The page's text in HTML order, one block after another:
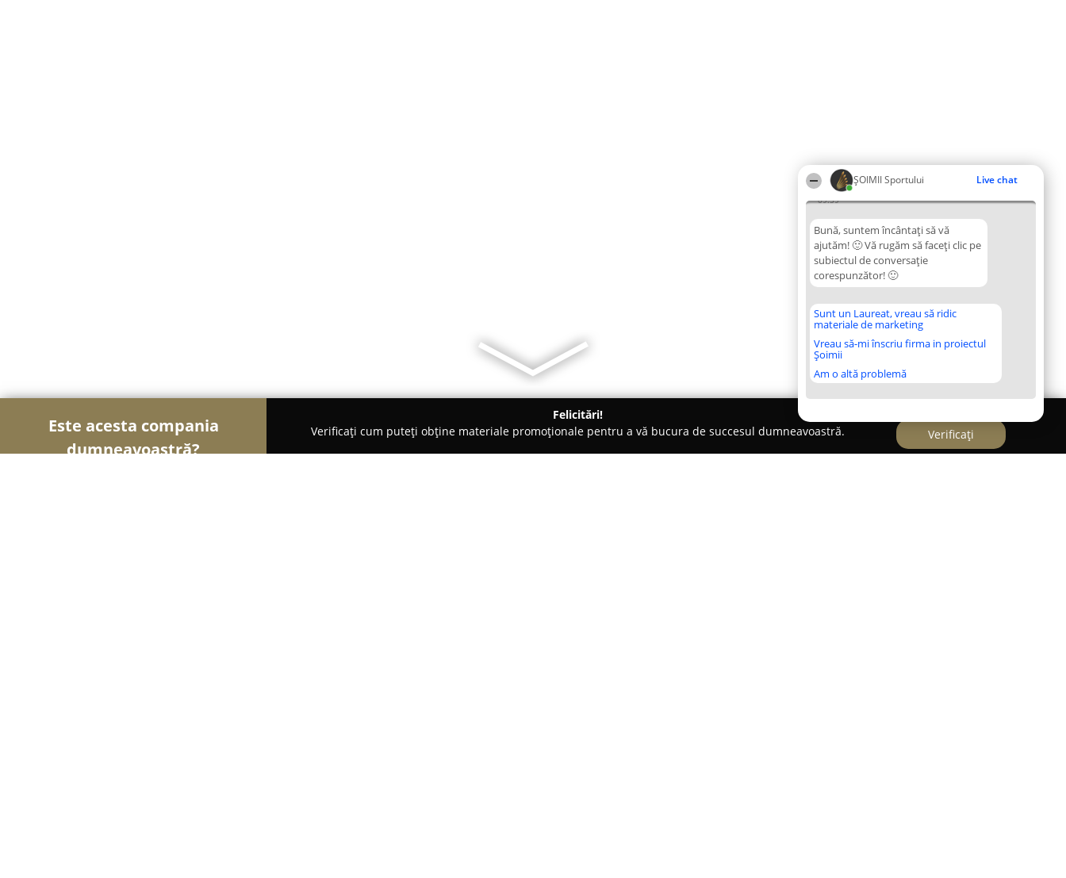
ȘOIMII Sportului Live chat
09:59
Bună, suntem încântați să vă
ajutăm! 🙂 Vă rugăm să faceți clic pe
subiectul de conversație
corespunzător! 🙂
Sunt un Laureat, vreau să ridic
materiale de marketing
Vreau să-mi înscriu firma in proiectul
Șoimii
Am o altă problemă
Este acesta compania
dumneavoastră?
Felicitări!
Verificați cum puteți obține materiale promoționale pentru a vă bucura de succesul dumneavoastră.
Verificați